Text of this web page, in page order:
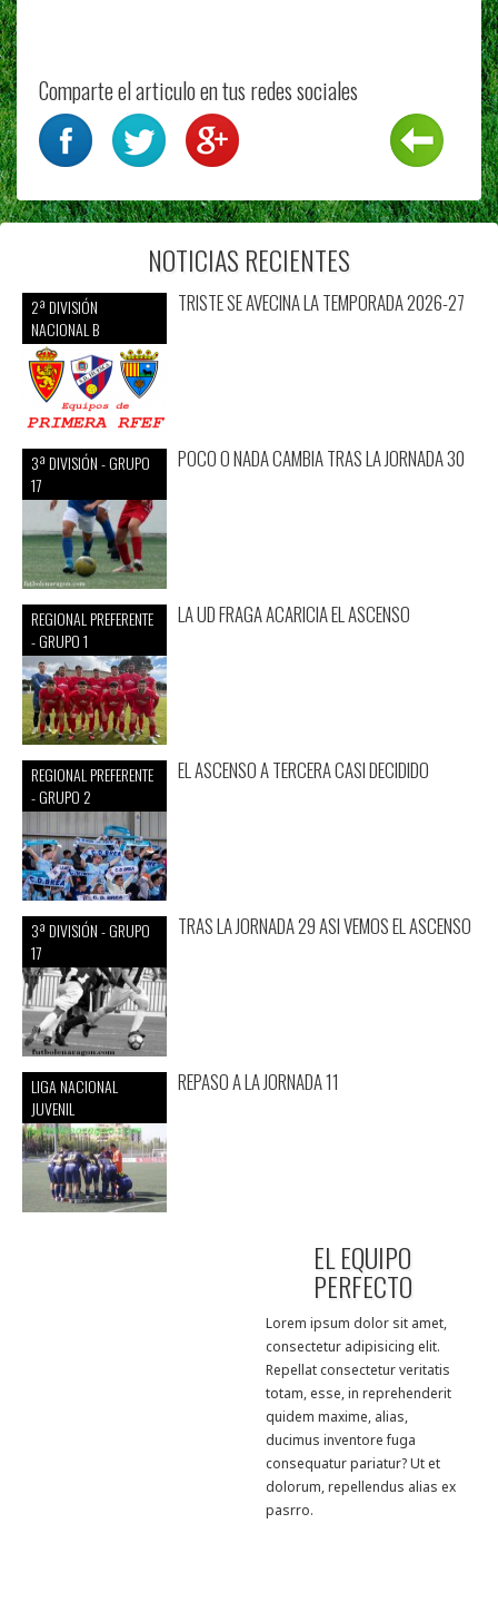
Comparte el articulo en tus redes sociales
NOTICIAS RECIENTES
2ª DIVISIÓN
NACIONAL B
TRISTE SE AVECINA LA TEMPORADA 2026-27
3ª DIVISIÓN - GRUPO
17
POCO O NADA CAMBIA TRAS LA JORNADA 30
REGIONAL PREFERENTE
- GRUPO 1
LA UD FRAGA ACARICIA EL ASCENSO
REGIONAL PREFERENTE
- GRUPO 2
EL ASCENSO A TERCERA CASI DECIDIDO
3ª DIVISIÓN - GRUPO
17
TRAS LA JORNADA 29 ASI VEMOS EL ASCENSO
LIGA NACIONAL
JUVENIL
REPASO A LA JORNADA 11
EL EQUIPO
PERFECTO
Lorem ipsum dolor sit amet,
consectetur adipisicing elit.
Repellat consectetur veritatis
totam, esse, in reprehenderit
quidem maxime, alias,
ducimus inventore fuga
consequatur pariatur? Ut et
dolorum, repellendus alias ex
pasrro.